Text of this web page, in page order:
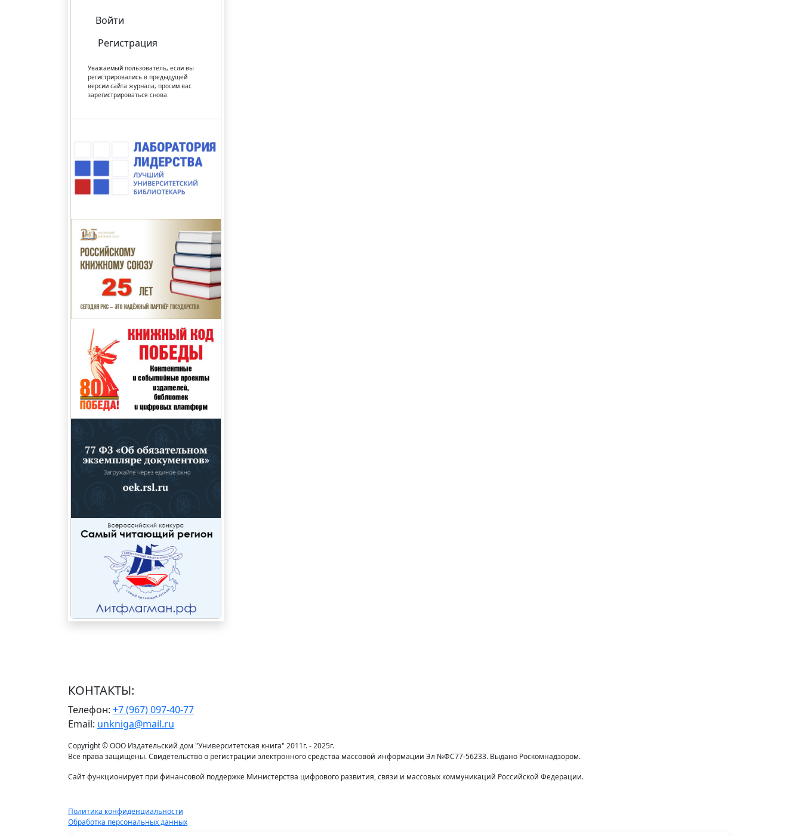
Войти
Регистрация
Уважаемый пользователь, если вы
регистрировались в предыдущей
версии сайта журнала, просим вас
зарегистрироваться снова.
КОНТАКТЫ:
Телефон: +7 (967) 097-40-77
Email: unkniga@mail.ru
Copyright © ООО Издательский дом "Университетская книга" 2011г. - 2025г.
Все права защищены. Свидетельство о регистрации электронного средства массовой информации Эл №ФС77-56233. Выдано Роскомнадзором.
Сайт функционирует при финансовой поддержке Министерства цифрового развития, связи и массовых коммуникаций Российской Федерации.
Политика конфиденциальности
Обработка персональных данных